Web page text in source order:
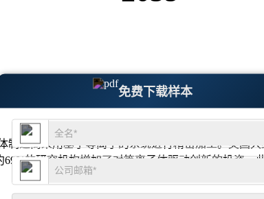
免费下载样本
市场分析和竞争格局。
造商采用基于等离子的系统进行精密加工。美国
的研究机构增加了对等离子体驱动创新的投资